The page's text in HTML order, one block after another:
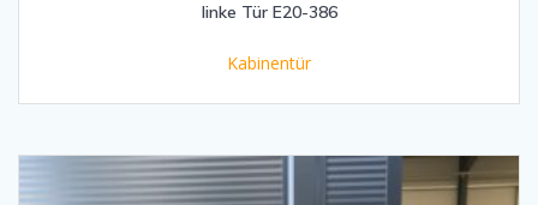
linke Tür E20-386
Kabinentür